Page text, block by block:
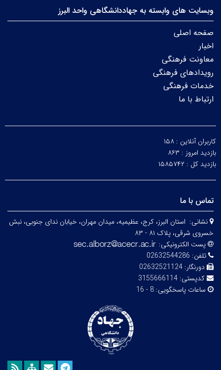
وبسایت های وابسته به جهاددانشگاهی واحد البرز
صفحه اصلی
اخبار
معاونت فرهنگی
رویدادهای فرهنگی
خدمات فرهنگی
ارتباط با ما
کاربران آنلاین : ۱۵۸
بازدید امروز : ۸۶۳
بازدید کل : ۱۵۸۵۷۴۲
تماس با ما
نشانی: استان البرز، کرج، عظیمیه، میدان مهران، خیابان ندای جنوبی، نبش
خسروی شرقی، پلاک ۸۱ - ۸۳
پست الکترونیکی:
تلفن: 02632544286
دورنگار: 02632521124
کدپستی: 3155666114
ساعات پاسخگویی: 8 - 16